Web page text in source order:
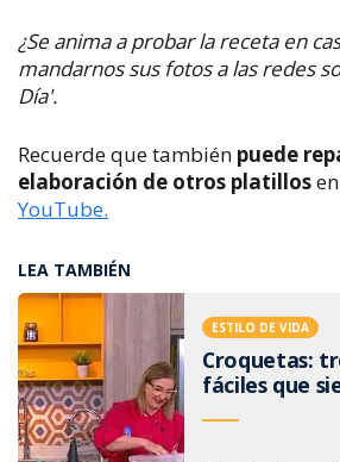
¿Se anima a probar la receta en
mandarnos sus fotos a las redes
Día'.
Recuerde que también puede
elaboración de otros platillos
YouTube.
LEA TAMBIÉN
ESTILO DE VIDA
Croquetas:
fáciles que